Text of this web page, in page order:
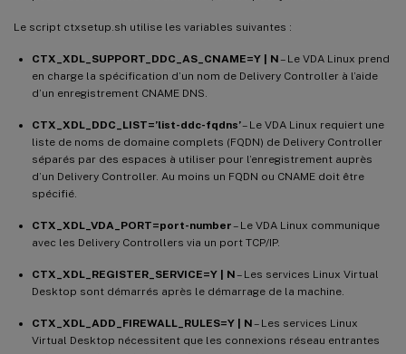
Le script ctxsetup.sh utilise les variables suivantes :
CTX_XDL_SUPPORT_DDC_AS_CNAME=Y | N– Le VDA Linux prend
en charge la spécification d’un nom de Delivery Controller à l’aide
d’un enregistrement CNAME DNS.
CTX_XDL_DDC_LIST=’list-ddc-fqdns’– Le VDA Linux requiert une
liste de noms de domaine complets (FQDN) de Delivery Controller
séparés par des espaces à utiliser pour l’enregistrement auprès
d’un Delivery Controller. Au moins un FQDN ou CNAME doit être
spécifié.
CTX_XDL_VDA_PORT=port-number– Le VDA Linux communique
avec les Delivery Controllers via un port TCP/IP.
CTX_XDL_REGISTER_SERVICE=Y | N– Les services Linux Virtual
Desktop sont démarrés après le démarrage de la machine.
CTX_XDL_ADD_FIREWALL_RULES=Y | N– Les services Linux
Virtual Desktop nécessitent que les connexions réseau entrantes